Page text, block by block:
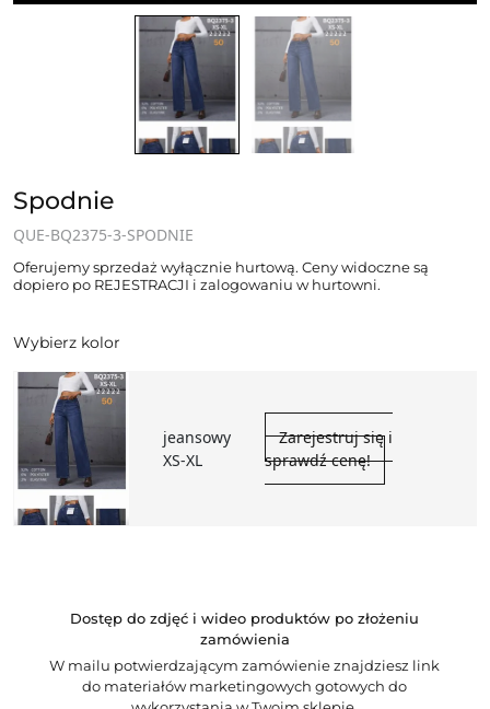
Spodnie
QUE-BQ2375-3-SPODNIE
Oferujemy sprzedaż wyłącznie hurtową. Ceny widoczne są
dopiero po REJESTRACJI i zalogowaniu w hurtowni.
Wybierz kolor
jeansowy
XS-XL
Zarejestruj się i
sprawdź cenę!
Dostęp do zdjęć i wideo produktów po złożeniu
zamówienia
W mailu potwierdzającym zamówienie znajdziesz link
do materiałów marketingowych gotowych do